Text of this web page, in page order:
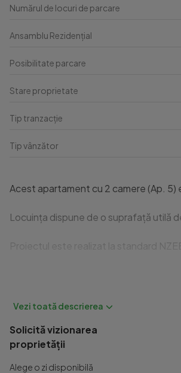
Numărul de locuri de parcare
Ansamblu Rezidențial
Posibilitate parcare
Stare proprietate
Tip tranzacție
Tip vânzător
Acest apartament cu 2 camere (Ap.
Locuința dispune de o suprafață utilă
Proiectul este realizat la standard
Apartamentele se predau în stadiul
Localizarea reprezintă unul dintre
Solicită vizionarea
proprietății
Alege o zi disponibilă